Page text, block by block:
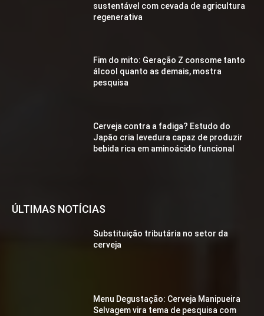
sustentável com cevada de agricultura
regenerativa
Fim do mito: Geração Z consome tanto
álcool quanto as demais, mostra
pesquisa
Cerveja contra a fadiga? Estudo do
Japão cria levedura capaz de produzir
bebida rica em aminoácido funcional
ÚLTIMAS NOTÍCIAS
Substituição tributária no setor da
cerveja
Menu Degustação: Cerveja Manipueira
Selvagem vira tema de pesquisa com